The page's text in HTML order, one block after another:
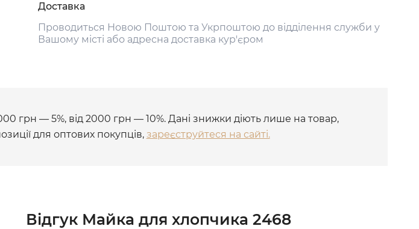
Доставка
Проводиться Новою Поштою та Укрпоштою до відділення служби у
Вашому місті або адресна доставка кур'єром
грн — 5%, від 2000 грн — 10%. Дані знижки діють лише на товар,
для оптових покупців, зареєструйтеся на сайті.
Відгук Майка для хлопчика 2468